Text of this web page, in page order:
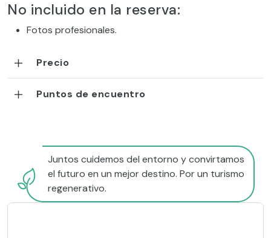
No incluido en la reserva:
Fotos profesionales.
Precio
Puntos de encuentro
Juntos cuidemos del entorno y convirtamos
el futuro en un mejor destino. Por un turismo
regenerativo.